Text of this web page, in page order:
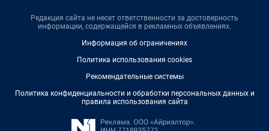
Редакция сайта не несет ответственности за достоверность
информации, содержащейся в рекламных объявлениях.
Информация об ограничениях
Политика использования cookies
Рекомендательные системы
Политика конфиденциальности и обработки персональных данных и
правила использования сайта